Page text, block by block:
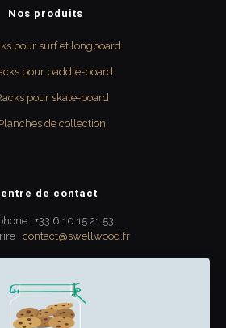
Nos produits
pour surf et longboard
pour paddle-board
pour skate-board
de collection
de contact
: +33 6 10 15 21 53
: contact@swellwood.fr
France